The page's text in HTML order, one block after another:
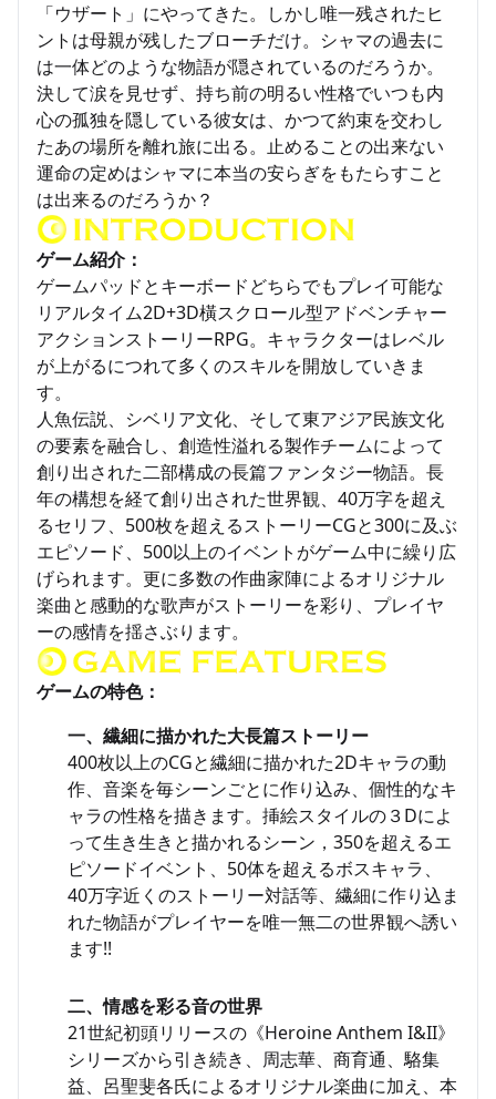
「ウザート」にやってきた。しかし唯一残されたヒ
ントは母親が残したブローチだけ。シャマの過去に
は一体どのような物語が隠されているのだろうか。
決して涙を見せず、持ち前の明るい性格でいつも内
心の孤独を隠している彼女は、かつて約束を交わし
たあの場所を離れ旅に出る。止めることの出来ない
運命の定めはシャマに本当の安らぎをもたらすこと
は出来るのだろうか？
ゲーム紹介：
ゲームパッドとキーボードどちらでもプレイ可能な
リアルタイム2D+3D橫スクロール型アドベンチャー
アクションストーリーRPG。キャラクターはレベル
が上がるにつれて多くのスキルを開放していきま
す。
人魚伝説、シベリア文化、そして東アジア民族文化
の要素を融合し、創造性溢れる製作チームによって
創り出された二部構成の長篇ファンタジー物語。長
年の構想を経て創り出された世界観、40万字を超え
るセリフ、500枚を超えるストーリーCGと300に及ぶ
エピソード、500以上のイベントがゲーム中に繰り広
げられます。更に多数の作曲家陣によるオリジナル
楽曲と感動的な歌声がストーリーを彩り、プレイヤ
ーの感情を揺さぶります。
ゲームの特色：
一、繊細に描かれた大長篇ストーリー
400枚以上のCGと繊細に描かれた2Dキャラの動
作、音楽を毎シーンごとに作り込み、個性的なキ
ャラの性格を描きます。挿絵スタイルの３Dによ
って生き生きと描かれるシーン，350を超えるエ
ピソードイベント、50体を超えるボスキャラ、
40万字近くのストーリー対話等、繊細に作り込ま
れた物語がプレイヤーを唯一無二の世界観へ誘い
ます!!
二、情感を彩る音の世界
21世紀初頭リリースの《Heroine Anthem I&II》
シリーズから引き続き、周志華、商育通、駱集
益、呂聖斐各氏によるオリジナル楽曲に加え、本